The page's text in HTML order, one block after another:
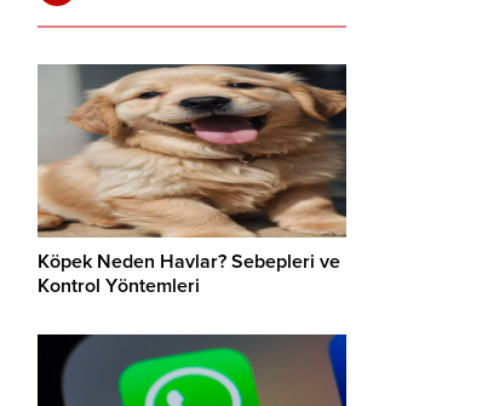
Köpek Neden Havlar? Sebepleri ve
Kontrol Yöntemleri